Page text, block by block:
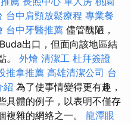
台中肩頸放鬆療程 專業餐
台中牙醫推薦 儘管醜陋，
出口，但面向該地區結
。 外燴 清潔工 杜拜簽證
推拿推薦 高雄清潔公司 台
紹 為了使事情變得更有趣，
具體的例子，以表明不僅存
複雜的網絡之一。 龍潭眼